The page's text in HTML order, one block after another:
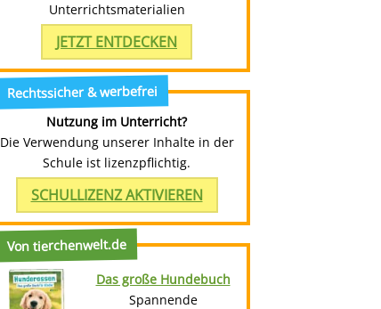
Unterrichtsmaterialien
JETZT ENTDECKEN
Rechtssicher & werbefrei
Nutzung im Unterricht?
Die Verwendung unserer Inhalte in der
Schule ist lizenzpflichtig.
SCHULLIZENZ AKTIVIEREN
Von tierchenwelt.de
Das große Hundebuch
Spannende